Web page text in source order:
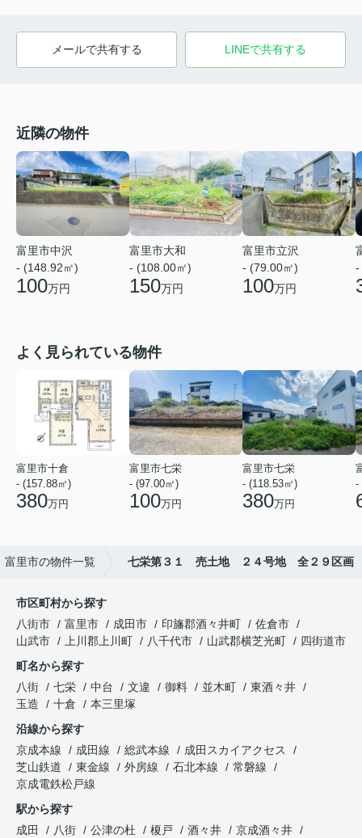
メールで共有する LINEで共有する
近隣の物件
富里市中沢
- (148.92㎡)
100万円
富里市大和
- (108.00㎡)
150万円
富里市立沢
- (79.00㎡)
100万円
-
よく見られている物件
富里市十倉
- (157.88㎡)
380万円
富里市七栄
- (97.00㎡)
100万円
富里市七栄
- (118.53㎡)
380万円
-
富里市の物件一覧 七栄第３１ 売土地 ２４号地 全２９区画
市区町村から探す
八街市
富里市 成田市 印旛郡酒々井町
佐倉市
山武市
上川郡上川町 八千代市 山武郡横芝光町
四街道市
町名から探す
八街
七栄 中台 文違 御料 並木町
東酒々井
玉造
十倉
本三里塚
沿線から探す
京成本線
成田線 総武本線
成田スカイアクセス
芝山鉄道
東金線 外房線 石北本線
常磐線
京成電鉄松戸線
駅から探す
成田
八街 公津の杜 榎戸 酒々井
京成酒々井